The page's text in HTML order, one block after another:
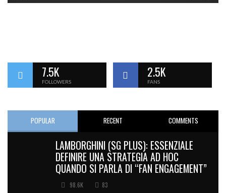
7.5K
FOLLOWERS
2.5K
FANS
POPULAR RECENT COMMENTS
LAMBORGHINI (SG PLUS): ESSENZIALE
DEFINIRE UNA STRATEGIA AD HOC
QUANDO SI PARLA DI “FAN ENGAGEMENT”
98.6K 83